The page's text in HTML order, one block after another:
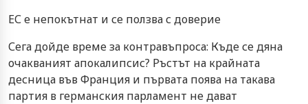
ЕС е непокътнат и се ползва с доверие
Сега дойде време за контравъпроса: Къде се дяна
очакваният апокалипсис? Ръстът на крайната
десница във Франция и първата поява на такава
партия в германския парламент не дават